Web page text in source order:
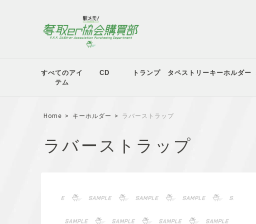
すべてのアイ
テム
CD トランプ タペストリーキーホルダー
Home キーホルダー ラバーストラップ
ラバーストラップ